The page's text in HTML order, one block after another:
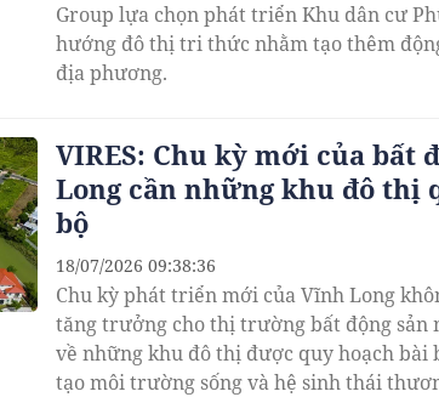
Group lựa chọn phát triển Khu dân cư
hướng đô thị tri thức nhằm tạo thêm
địa phương.
VIRES: Chu kỳ mới của bất
Long cần những khu đô thị
bộ
Chu kỳ phát triển mới của Vĩnh Long
tăng trưởng cho thị trường bất động sản
về những khu đô thị được quy hoạch bài
tạo môi trường sống và hệ sinh thái
18/07/2026 09:38:36